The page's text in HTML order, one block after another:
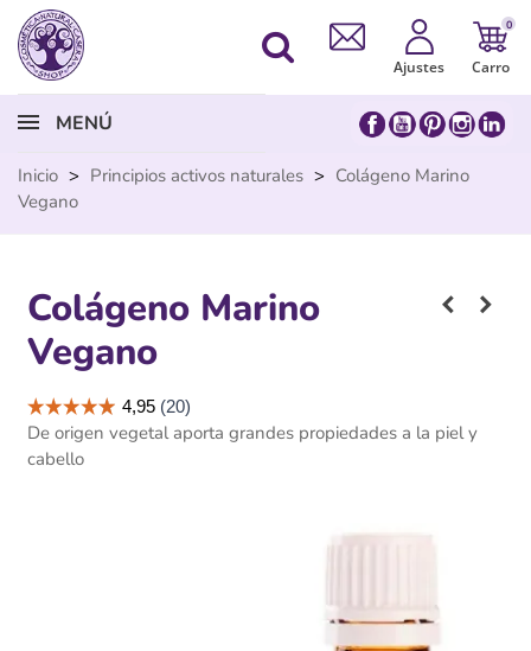
Ajustes
0
Carro
MENÚ
Inicio > Principios activos naturales > Colágeno Marino
Vegano
Colágeno Marino
Vegano
De origen vegetal aporta grandes propiedades a la piel y
cabello